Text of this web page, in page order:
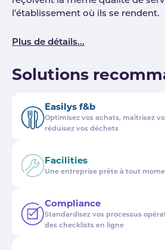
l’établissement où ils se rendent.
Plus de détails...
Solutions
Easilys f&b
Optimisez vos achats, maîtrisez
réduisez vos déchets
Facilities
Une entreprise prête à tout
Compliance
Standardisez vos processus
des checklists en ligne